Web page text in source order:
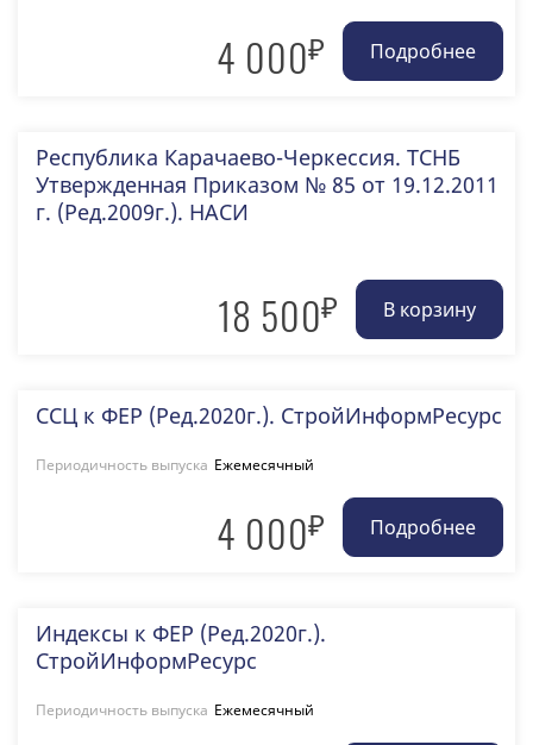
4 000₽
Республика Карачаево-Черкессия. ТСНБ
Утвержденная Приказом № 85 от 19.12.2011
г. (Ред.2009г.). НАСИ
18 500₽
ССЦ к ФЕР (Ред.2020г.). СтройИнформРесурс
Периодичность выпуска Ежемесячный
4 000₽
Индексы к ФЕР (Ред.2020г.).
СтройИнформРесурс
Периодичность выпуска Ежемесячный